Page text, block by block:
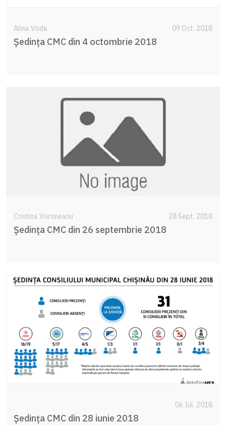
Alina Voda 09 Oct. 2018
Şedinţa CMC din 4 octombrie 2018
Cristina Voroneanu 28 Sept. 2018
Ședința CMC din 26 septembrie 2018
06 Iul. 2018
Ședința CMC din 28 iunie 2018